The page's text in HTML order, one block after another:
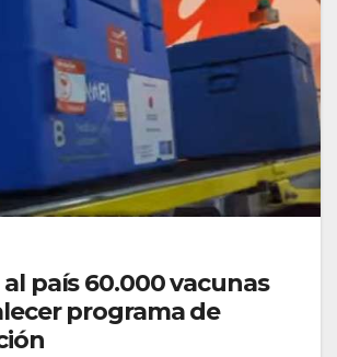
país 60.000 vacunas
programa de